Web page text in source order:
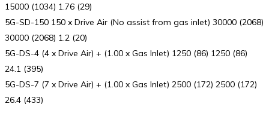
15000 (1034) 1.76 (29)
5G-SD-150 150 x Drive Air (No assist from gas inlet) 30000 (2068)
30000 (2068) 1.2 (20)
5G-DS-4 (4 x Drive Air) + (1.00 x Gas Inlet) 1250 (86) 1250 (86)
24.1 (395)
5G-DS-7 (7 x Drive Air) + (1.00 x Gas Inlet) 2500 (172) 2500 (172)
26.4 (433)